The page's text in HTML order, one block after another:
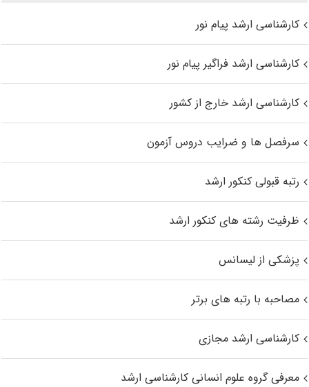
کارشناسی ارشد پیام نور
کارشناسی ارشد فراگیر پیام نور
کارشناسی ارشد خارج از کشور
سرفصل ها و ضرایب دروس آزمون
رتبه قبولی کنکور ارشد
ظرفیت رشته های کنکور ارشد
پزشکی از لیسانس
مصاحبه با رتبه های برتر
کارشناسی ارشد مجازی
معرفی گروه علوم انسانی کارشناسی ارشد